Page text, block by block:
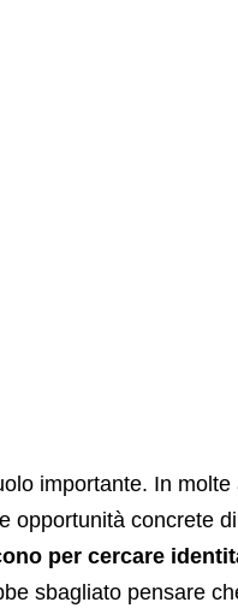
importante. In
opportunità concrete
per cercare
sbagliato pensare